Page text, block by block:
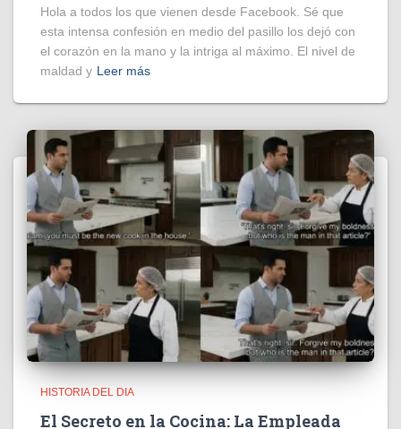
Hola a todos los que vienen desde Facebook. Sé que
esta intensa confesión en medio del pasillo los dejó con
el corazón en la mano y la intriga al máximo. El nivel de
maldad y Leer más
HISTORIA DEL DIA
El Secreto en la Cocina: La Empleada